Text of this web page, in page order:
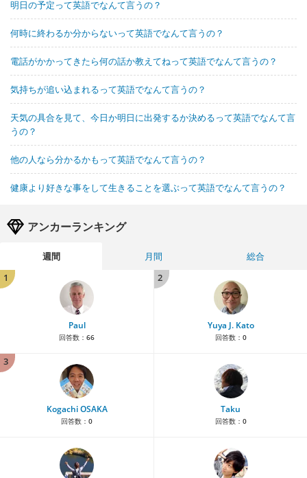
明日の予定って英語でなんて言うの？
何時に終わるか分からないって英語でなんて言うの？
電話がかかってきたら何の話か教えてねって英語でなんて言うの？
気持ちが追い込まれるって英語でなんて言うの？
天気の具合を見て、今日か明日に出発するか決めるって英語でなんて言
うの？
他の人なら分かるかもって英語でなんて言うの？
健康より好きな事をして生きることを選ぶって英語でなんて言うの？
アンカーランキング
週間 月間
総合
1
Paul
回答数： 66
2
Yuya J. Kato
回答数： 0
3
Kogachi OSAKA
回答数： 0
Taku
回答数： 0